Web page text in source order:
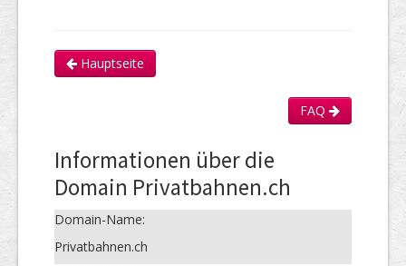
Hauptseite
FAQ
Informationen über die
Domain Privatbahnen.ch
Domain-Name:
Privatbahnen.ch